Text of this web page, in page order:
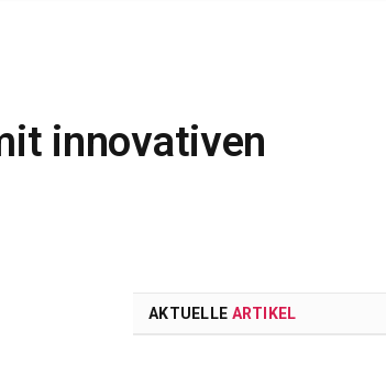
innovativen
AKTUELLE ARTIKEL